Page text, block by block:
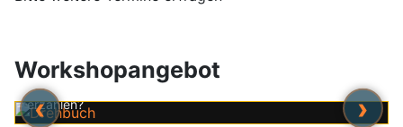
Workshopangebot
‹
Wie schreibt man erfolgreiche Drehbücher? Wie gelingt es,
die verborgenen Gefühle in Kino und Fernsehen zu
erzählen?
›